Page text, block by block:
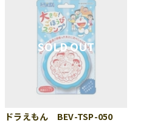
ドラえもん BEV-TSP-050